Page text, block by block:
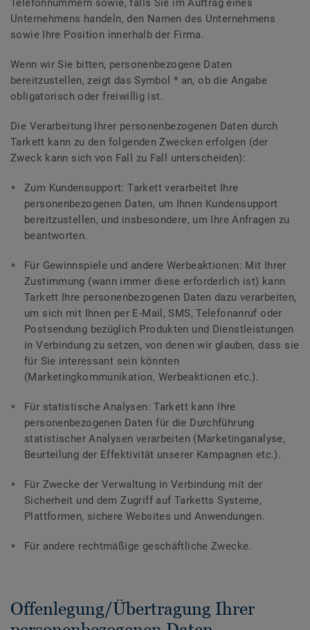
Telefonnummern sowie, falls Sie im Auftrag eines
Unternehmens handeln, den Namen des Unternehmens
sowie Ihre Position innerhalb der Firma.
Wenn wir Sie bitten, personenbezogene Daten
bereitzustellen, zeigt das Symbol * an, ob die Angabe
obligatorisch oder freiwillig ist.
Die Verarbeitung Ihrer personenbezogenen Daten durch
Tarkett kann zu den folgenden Zwecken erfolgen (der
Zweck kann sich von Fall zu Fall unterscheiden):
Zum Kundensupport: Tarkett verarbeitet Ihre
personenbezogenen Daten, um Ihnen Kundensupport
bereitzustellen, und insbesondere, um Ihre Anfragen zu
beantworten.
Für Gewinnspiele und andere Werbeaktionen: Mit Ihrer
Zustimmung (wann immer diese erforderlich ist) kann
Tarkett Ihre personenbezogenen Daten dazu verarbeiten,
um sich mit Ihnen per E-Mail, SMS, Telefonanruf oder
Postsendung bezüglich Produkten und Dienstleistungen
in Verbindung zu setzen, von denen wir glauben, dass sie
für Sie interessant sein könnten
(Marketingkommunikation, Werbeaktionen etc.).
Für statistische Analysen: Tarkett kann Ihre
personenbezogenen Daten für die Durchführung
statistischer Analysen verarbeiten (Marketinganalyse,
Beurteilung der Effektivität unserer Kampagnen etc.).
Für Zwecke der Verwaltung in Verbindung mit der
Sicherheit und dem Zugriff auf Tarketts Systeme,
Plattformen, sichere Websites und Anwendungen.
Für andere rechtmäßige geschäftliche Zwecke.
Offenlegung/Übertragung Ihrer